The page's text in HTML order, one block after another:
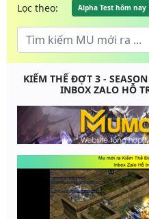
Lọc theo: Alpha Test hôm nay
KIẾM THẾ ĐỢT 3 -
INBOX ZALO HỖ